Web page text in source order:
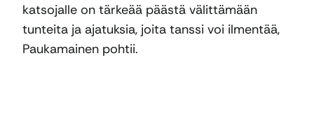
katsojalle on tärkeää päästä välittämään
tunteita ja ajatuksia, joita tanssi voi ilmentää,
Paukamainen pohtii.